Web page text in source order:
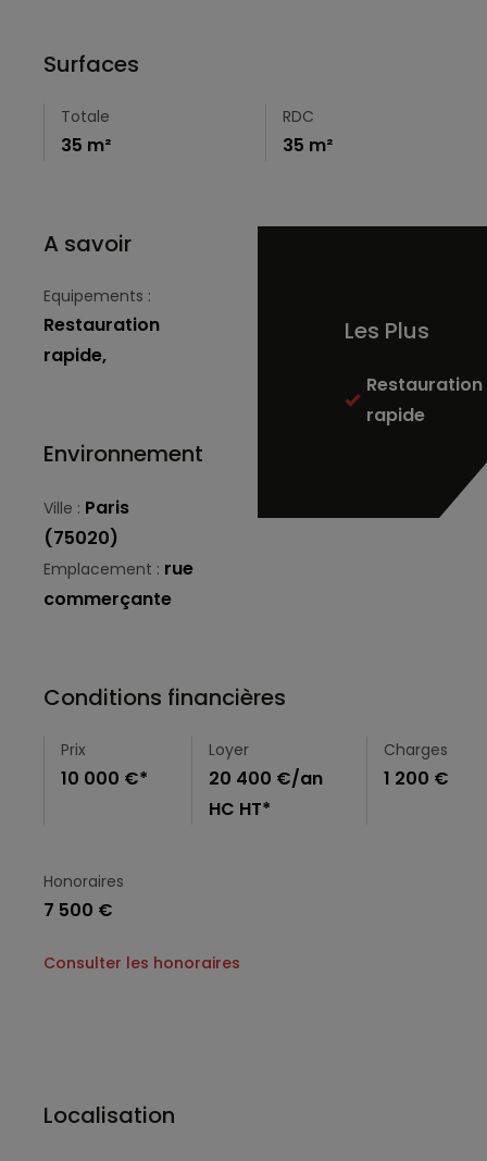
Surfaces
Totale
35 m²
RDC
35 m²
Les Plus
Restauration
rapide
A savoir
Equipements :
Restauration
rapide,
Environnement
Ville : Paris
(75020)
Emplacement : rue
commerçante
Conditions financières
Prix
10 000 €*
Loyer
20 400 €/an
HC HT*
Charges
1 200 €
Honoraires
7 500 €
Consulter les honoraires
Localisation